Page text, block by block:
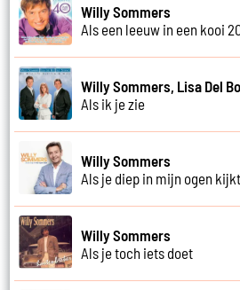
Willy Sommers
Als een leeuw in een kooi
Willy Sommers, Lisa Del
Als ik je zie
Willy Sommers
Als je diep in mijn ogen kijkt
Willy Sommers
Als je toch iets doet